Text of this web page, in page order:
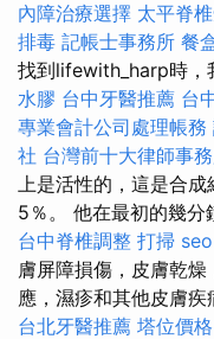
內障治療選擇 太平脊
排毒 記帳士事務所 餐
找到lifewith_harp時，
水膠 台中牙醫推薦 台
專業會計公司處理帳務
社 台灣前十大律師事
上是活性的，這是合
5％。 他在最初的幾分
台中脊椎調整 打掃
膚屏障損傷，皮膚乾
應，濕疹和其他皮膚疾
台北牙醫推薦 塔位價格